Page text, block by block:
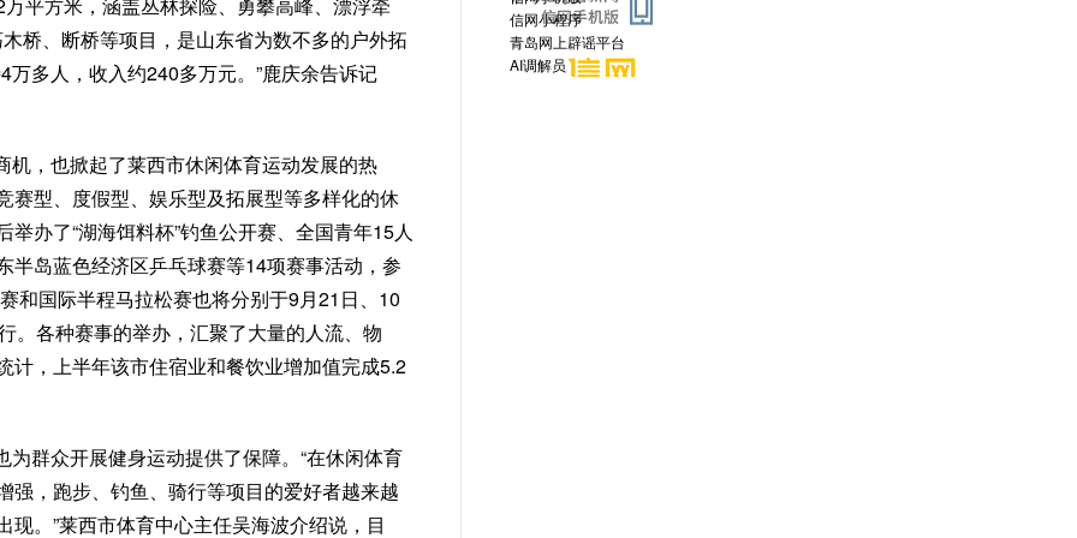
桥、断桥等项目，是山东省为数不多的户外拓
多人，收入约240多万元。”鹿庆余告诉记
机，也掀起了莱西市休闲体育运动发展的热
赛型、度假型、娱乐型及拓展型等多样化的休
办了“湖海饵料杯”钓鱼公开赛、全国青年15人
半岛蓝色经济区乒乓球赛等14项赛事活动，参
和国际半程马拉松赛也将分别于9月21日、10
。各种赛事的举办，汇聚了大量的人流、物
计，上半年该市住宿业和餐饮业增加值完成5.2
群众开展健身运动提供了保障。“在休闲体育
强，跑步、钓鱼、骑行等项目的爱好者越来越
。”莱西市体育中心主任吴海波介绍说，目
信网小程序
青岛网上辟谣平台
AI调解员